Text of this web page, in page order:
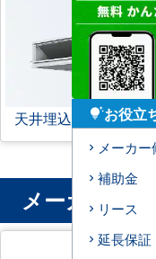
天井埋込ダクト形
メーカー
tips_and_updatesお役立
メーカ
補助金
リース
延長保証